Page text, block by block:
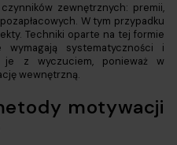
zewnętrznych: premii,
W tym przypadku
Techniki oparte na tej formie
wymagają systematyczności i
je z wyczuciem, ponieważ w
wewnętrzną.
motywacji